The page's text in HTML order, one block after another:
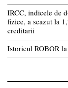
IRCC, indicele de
fizice, a scazut la
creditarii
Istoricul ROBOR